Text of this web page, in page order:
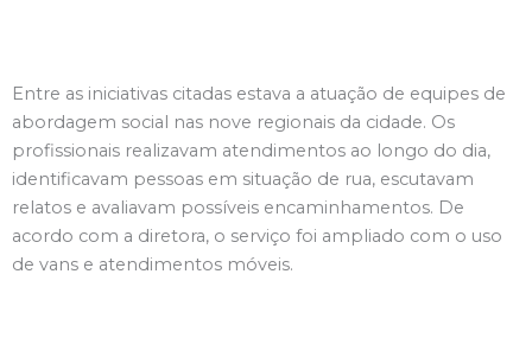
Entre as iniciativas citadas estava a atuação de equipes de
abordagem social nas nove regionais da cidade. Os
profissionais realizavam atendimentos ao longo do dia,
identificavam pessoas em situação de rua, escutavam
relatos e avaliavam possíveis encaminhamentos. De
acordo com a diretora, o serviço foi ampliado com o uso
de vans e atendimentos móveis.